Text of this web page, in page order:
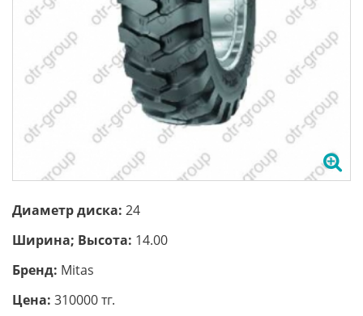
Диаметр диска: 24
Ширина; Высота: 14.00
Бренд: Mitas
Цена: 310000 тг.